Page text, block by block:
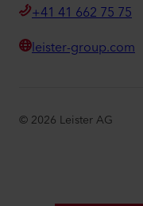
+41 41 662 75 75
leister-group.com
© 2026 Leister AG